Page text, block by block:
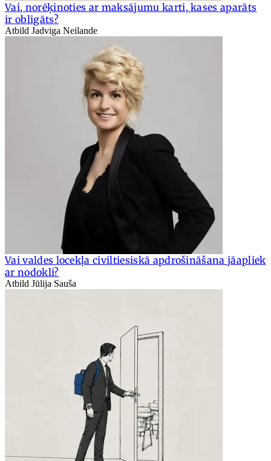
Vai, norēķinoties ar maksājumu karti, kases aparāts
ir obligāts?
Atbild Jadviga Neilande
Vai valdes locekļa civiltiesiskā apdrošināšana jāapliek
ar nodokli?
Atbild Jūlija Sauša